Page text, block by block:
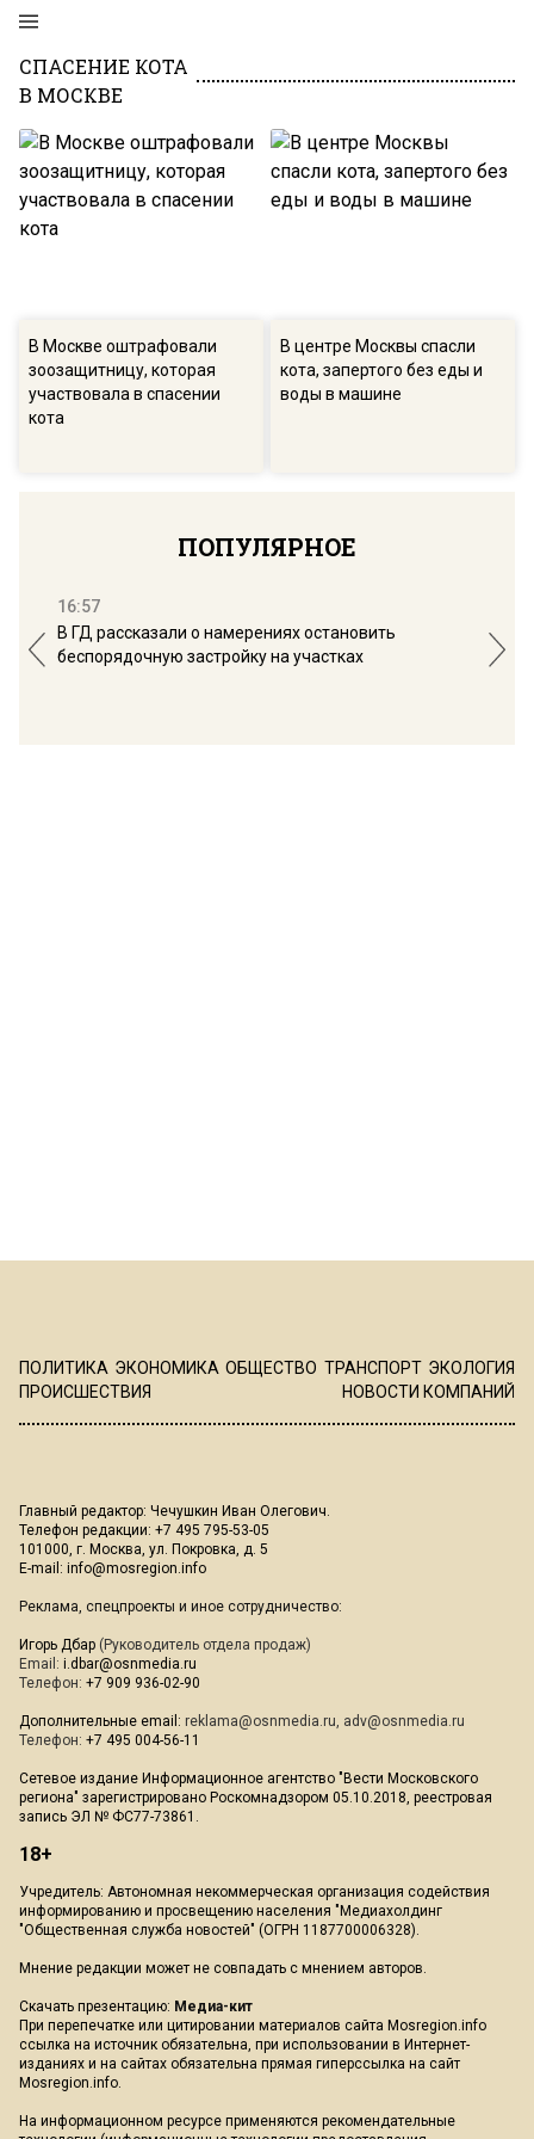
СПАСЕНИЕ КОТА
В МОСКВЕ
В Москве оштрафовали
зоозащитницу, которая
участвовала в спасении
кота
В центре Москвы спасли
кота, запертого без еды и
воды в машине
ПОПУЛЯРНОЕ
16:57
В ГД рассказали о намерениях остановить
беспорядочную застройку на участках
ПОЛИТИКА ЭКОНОМИКА ОБЩЕСТВО ТРАНСПОРТ ЭКОЛОГИЯ
ПРОИСШЕСТВИЯ
НОВОСТИ КОМПАНИЙ
Главный редактор: Чечушкин Иван Олегович.
Телефон редакции: +7 495 795-53-05
101000, г. Москва, ул. Покровка, д. 5
E-mail: info@mosregion.info
Реклама, спецпроекты и иное сотрудничество:
Игорь Дбар (Руководитель отдела продаж)
Email: i.dbar@osnmedia.ru
Телефон: +7 909 936-02-90
Дополнительные email: reklama@osnmedia.ru, adv@osnmedia.ru
Телефон: +7 495 004-56-11
Сетевое издание Информационное агентство "Вести Московского
региона" зарегистрировано Роскомнадзором 05.10.2018, реестровая
запись ЭЛ № ФС77-73861.
18+
Учредитель: Автономная некоммерческая организация содействия
информированию и просвещению населения "Медиахолдинг
"Общественная служба новостей" (ОГРН 1187700006328).
Мнение редакции может не совпадать с мнением авторов.
Скачать презентацию: Медиа-кит
При перепечатке или цитировании материалов сайта Mosregion.info
ссылка на источник обязательна, при использовании в Интернет-
изданиях и на сайтах обязательна прямая гиперссылка на сайт
Mosregion.info.
На информационном ресурсе применяются рекомендательные